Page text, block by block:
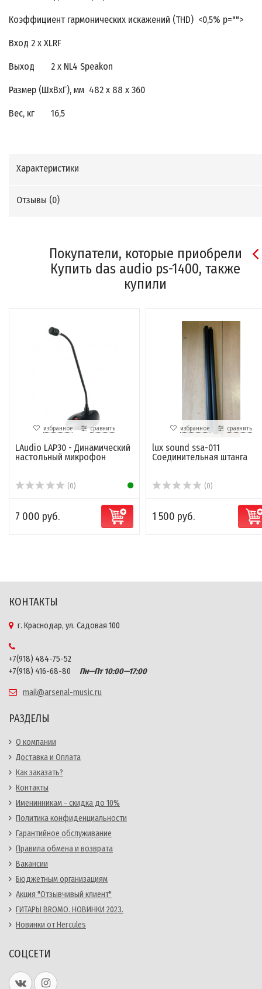
Коэффициент гармонических искажений (THD) <0,5% p="">
Вход 2 х XLRF
Выход 2 х NL4 Speakon
Размер (ШxВxГ), мм 482 x 88 х 360
Вес, кг 16,5
Характеристики
Отзывы (0)
Покупатели, которые приобрели
Купить das audio ps-1400, также
купили
избранное сравнить
LAudio LAP30 - Динамический
настольный микрофон
(0)
7 000 руб.
избранное сравнить
lux sound ssa-011
Соединительная штанга
(0)
1 500 руб.
КОНТАКТЫ
г. Краснодар, ул. Садовая 100
+7(918) 484-75-52
+7(918) 416-68-80
Пн—Пт 10:00—17:00
mail@arsenal-music.ru
РАЗДЕЛЫ
О компании
Доставка и Оплата
Как заказать?
Контакты
Именинникам - скидка до 10%
Политика конфиденциальности
Гарантийное обслуживание
Правила обмена и возврата
Вакансии
Бюджетным организациям
Акция "Отзывчивый клиент"
ГИТАРЫ BROMO. НОВИНКИ 2023.
Новинки от Hercules
СОЦСЕТИ